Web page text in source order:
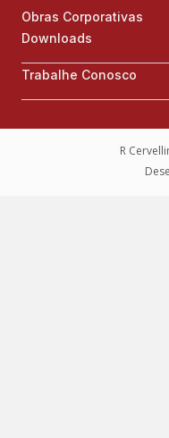
Obras Corporativas
Downloads
Trabalhe Conosco
R